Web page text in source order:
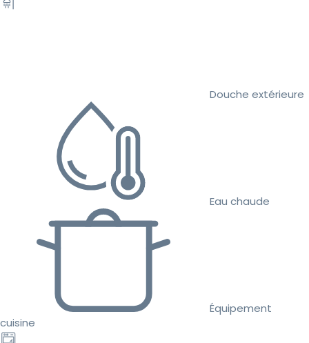
Douche extérieure
Eau chaude
Équipement
cuisine